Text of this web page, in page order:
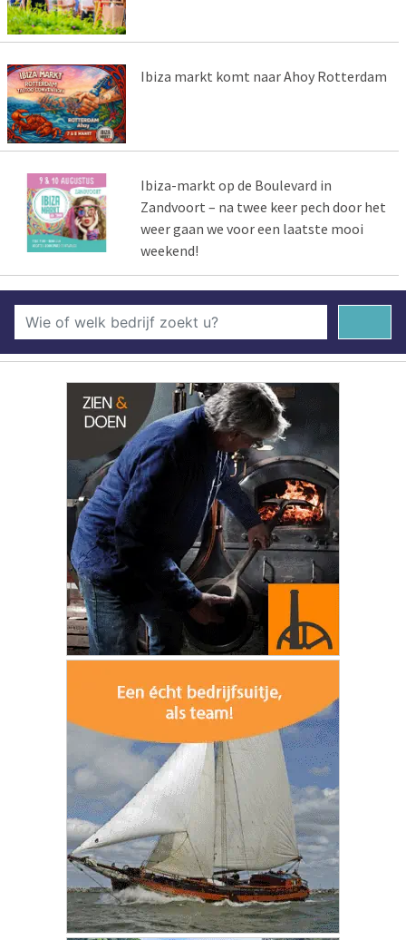
Ibiza markt komt naar Ahoy Rotterdam
Ibiza-markt op de Boulevard in
Zandvoort – na twee keer pech door het
weer gaan we voor een laatste mooi
weekend!